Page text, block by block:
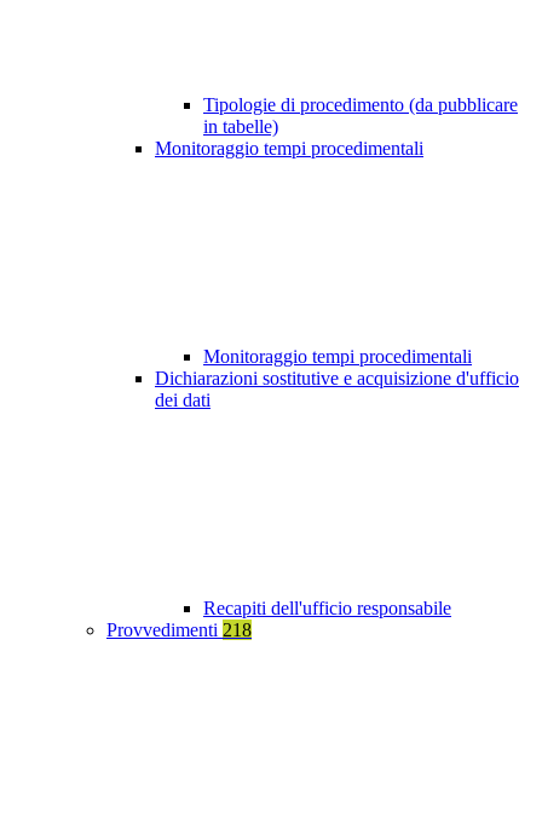
Tipologie di procedimento (da pubblicare
in tabelle)
Monitoraggio tempi procedimentali
Monitoraggio tempi procedimentali
Dichiarazioni sostitutive e acquisizione d'ufficio
dei dati
Recapiti dell'ufficio responsabile
Provvedimenti 218